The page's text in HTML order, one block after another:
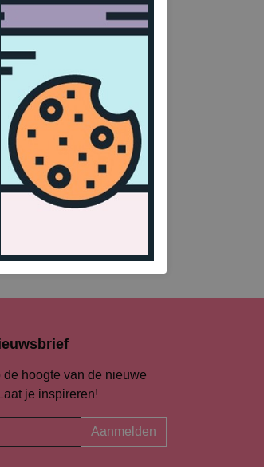
Calvin Klein
en strings
Calvin Klein
hoogte van de nieuwe
je inspireren!
Aanmelden